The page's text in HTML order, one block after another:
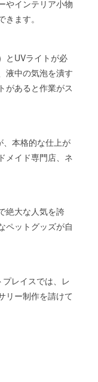
やインテリア小物
ます。
とUVライトが必
液中の気泡を潰す
があると作業がス
本格的な仕上が
メイド専門店、ネ
絶大な人気を誇
ペットグッズが自
レイスでは、レ
リー制作を請けて